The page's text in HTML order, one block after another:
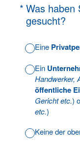
* Was haben
gesucht?
(Erforderlich.)
Eine
Ein
Handwerker,
öffentliche
Gericht etc.)
etc.)
Keine der